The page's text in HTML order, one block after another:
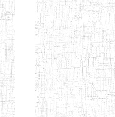
BILINGUE
MATSIAZE
ENPIEG
BILINGUE
SENTTI-IBES
ENIEG PRIVEE